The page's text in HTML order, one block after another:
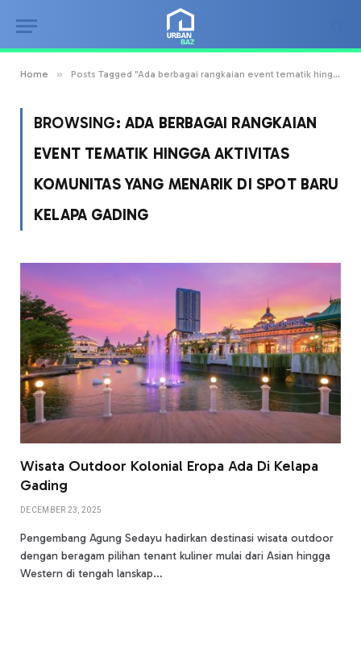
Home » Posts Tagged "Ada berbagai rangkaian event tematik hingga aktivitas komunitas yang menarik di spot baru Kelapa Gading"
BROWSING: ADA BERBAGAI RANGKAIAN
EVENT TEMATIK HINGGA AKTIVITAS
KOMUNITAS YANG MENARIK DI SPOT BARU
KELAPA GADING
Wisata Outdoor Kolonial Eropa Ada Di Kelapa
Gading
DECEMBER 23, 2025
Pengembang Agung Sedayu hadirkan destinasi wisata outdoor
dengan beragam pilihan tenant kuliner mulai dari Asian hingga
Western di tengah lanskap…